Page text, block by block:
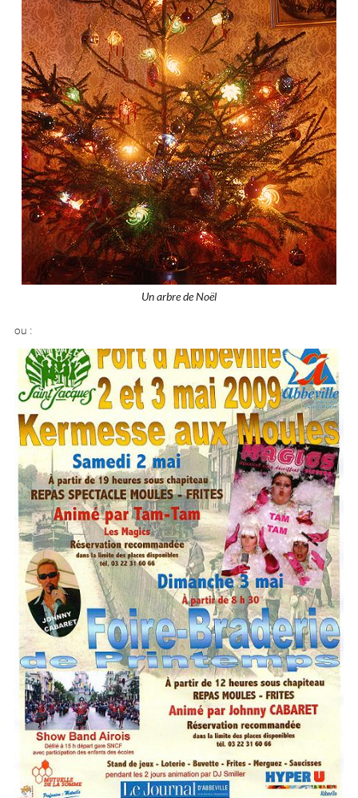
Un arbre de Noël
ou :